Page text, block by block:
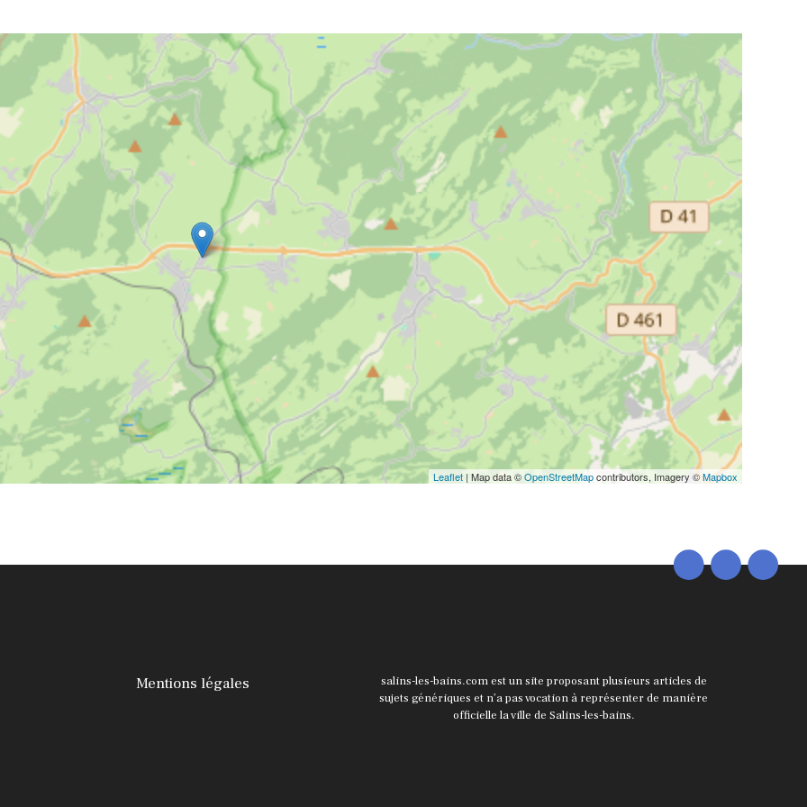
Leaflet | Map data ©OpenStreetMapcontributors, Imagery ©Mapbox
Mentions légales
salins-les-bains.com est un site proposant plusieurs articles de
sujets génériques et n’a pas vocation à représenter de manière
officielle la ville de Salins-les-bains.